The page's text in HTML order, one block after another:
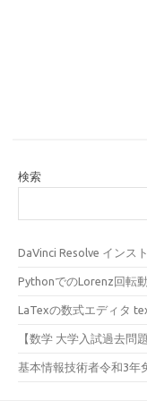
検索
DaVinci Resolve インス
PythonでのLorenz回転
LaTexの数式エディタ
【数学 大学入試過去問
基本情報技術者令和3年